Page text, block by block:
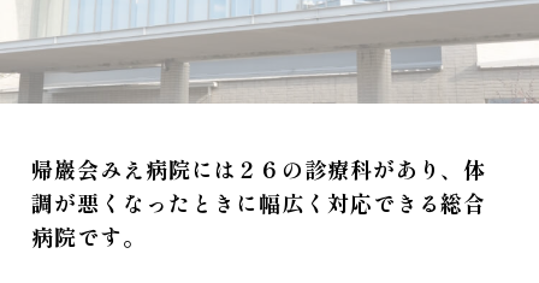
帰巖会みえ病院には２６の診療科があり、体
調が悪くなったときに幅広く対応できる総合
病院です。